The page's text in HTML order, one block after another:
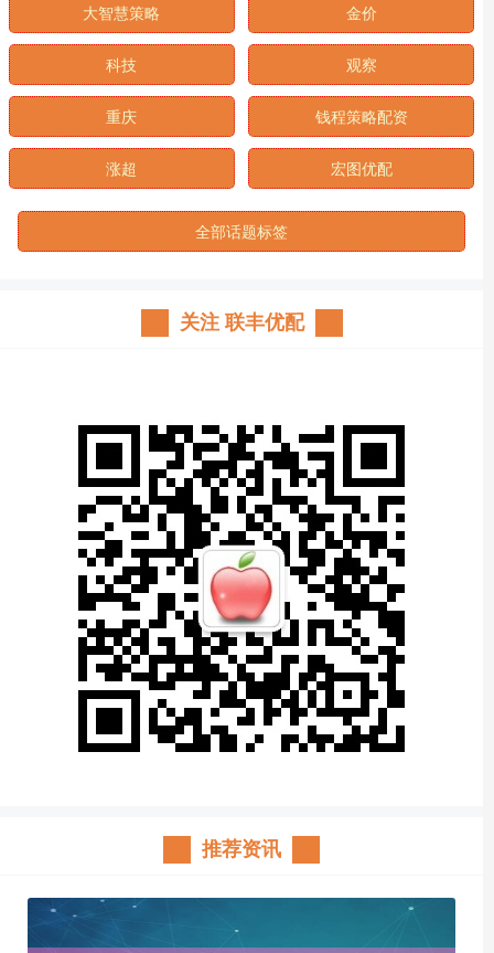
大智慧策略 金价
科技 观察
重庆 钱程策略配资
涨超 宏图优配
全部话题标签
关注 联丰优配
推荐资讯